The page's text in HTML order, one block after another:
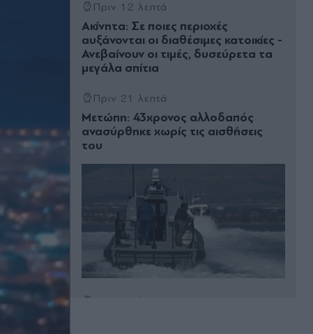
Πριν 12 λεπτά
Ακίνητα: Σε ποιες περιοχές
αυξάνονται οι διαθέσιμες κατοικίες -
Ανεβαίνουν οι τιμές, δυσεύρετα τα
μεγάλα σπίτια
Πριν 21 λεπτά
Μετώπη: 43χρονος αλλοδαπός
ανασύρθηκε χωρίς τις αισθήσεις
του
Πριν 30 λεπτά